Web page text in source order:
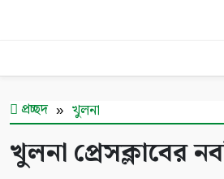
প্রচ্ছদ খুলনা
খুলনা প্রেসক্লাবের